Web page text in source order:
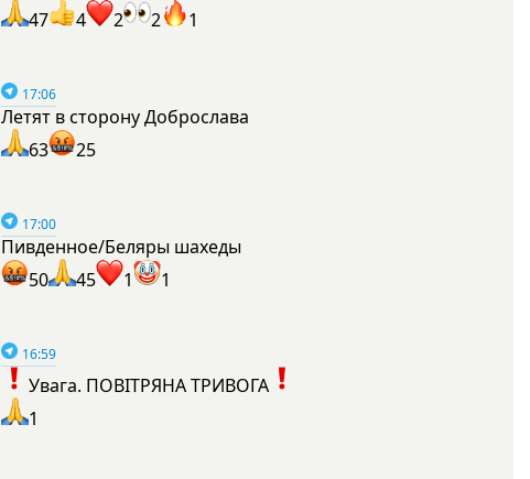
47
4 2 2 1
17:06
Летят в сторону Доброслава
63
25
17:00
Пивденное/Беляры шахеды
50
45 1 1
16:59
Увага. ПОВІТРЯНА ТРИВОГА
1